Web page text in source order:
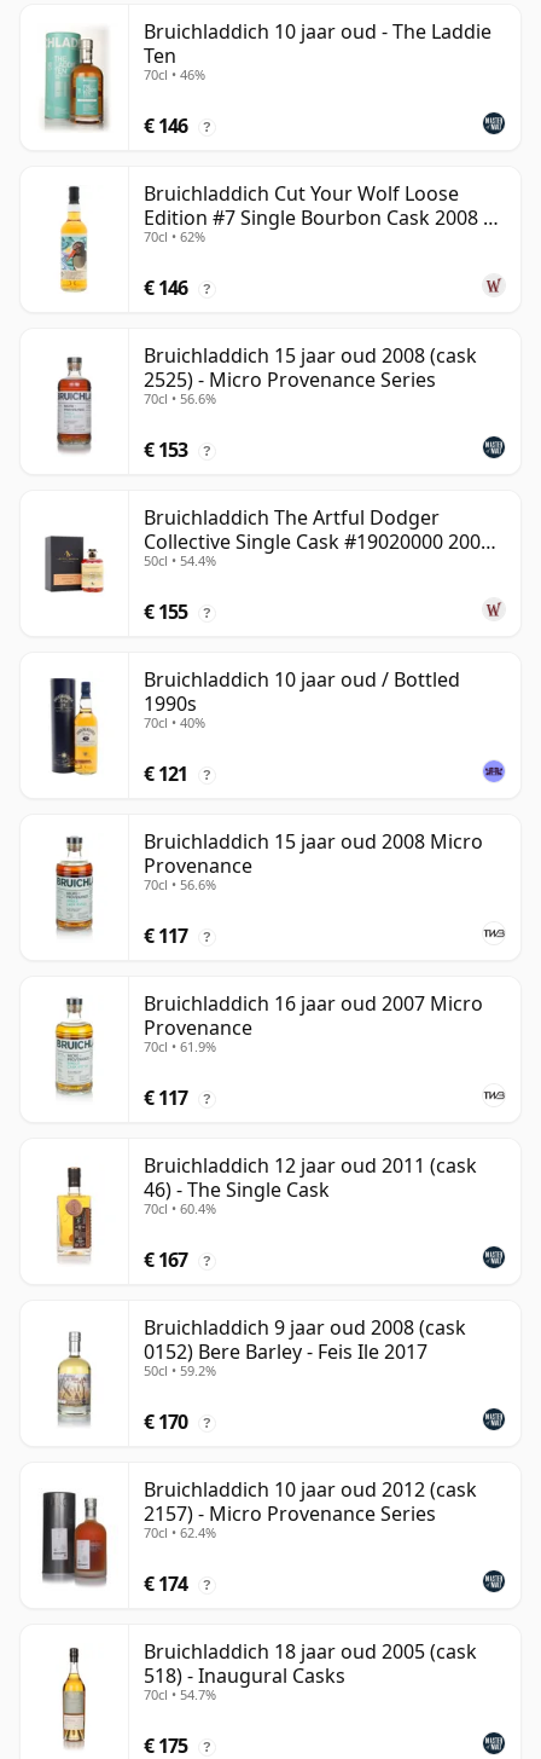
Bruichladdich 10 jaar oud - The Laddie
Ten
70cl • 46%
€ 146 ?
Bruichladdich Cut Your Wolf Loose
Edition #7 Single Bourbon Cask 2008 14
jaar oud
70cl • 62%
€ 146 ?
Bruichladdich 15 jaar oud 2008 (cask
2525) - Micro Provenance Series
70cl • 56.6%
€ 153 ?
Bruichladdich The Artful Dodger
Collective Single Cask #19020000 2001
22 jaar oud
50cl • 54.4%
€ 155 ?
Bruichladdich 10 jaar oud / Bottled
1990s
70cl • 40%
€ 121 ?
Bruichladdich 15 jaar oud 2008 Micro
Provenance
70cl • 56.6%
€ 117 ?
Bruichladdich 16 jaar oud 2007 Micro
Provenance
70cl • 61.9%
€ 117 ?
Bruichladdich 12 jaar oud 2011 (cask
46) - The Single Cask
70cl • 60.4%
€ 167 ?
Bruichladdich 9 jaar oud 2008 (cask
0152) Bere Barley - Feis Ile 2017
50cl • 59.2%
€ 170 ?
Bruichladdich 10 jaar oud 2012 (cask
2157) - Micro Provenance Series
70cl • 62.4%
€ 174 ?
Bruichladdich 18 jaar oud 2005 (cask
518) - Inaugural Casks
70cl • 54.7%
€ 175 ?